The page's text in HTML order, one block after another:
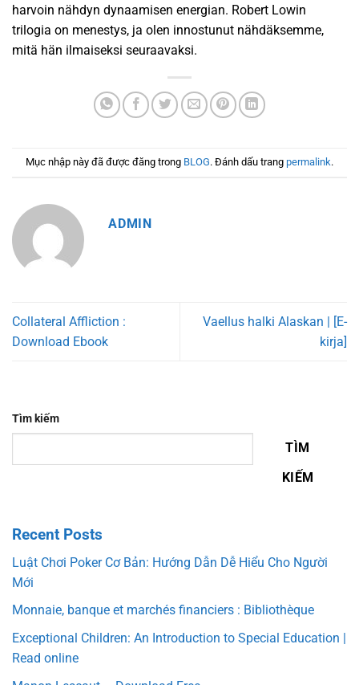
harvoin nähdyn dynaamisen energian. Robert Lowin
trilogia on menestys, ja olen innostunut nähdäksemme,
mitä hän ilmaiseksi seuraavaksi.
Mục nhập này đã được đăng trong BLOG. Đánh dấu trang permalink.
ADMIN
Collateral Affliction :
Download Ebook
Vaellus halki Alaskan | [E-
kirja]
Tìm kiếm
TÌM
KIẾM
Recent Posts
Luật Chơi Poker Cơ Bản: Hướng Dẫn Dễ Hiểu Cho Người
Mới
Monnaie, banque et marchés financiers : Bibliothèque
Exceptional Children: An Introduction to Special Education |
Read online